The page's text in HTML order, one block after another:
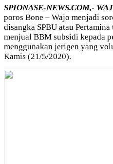
SPIONASE-NEWS.COM,-
poros Bone – Wajo menjadi
disangka SPBU atau
menjual BBM subsidi kepada
menggunakan jerigen yang
Kamis (21/5/2020).